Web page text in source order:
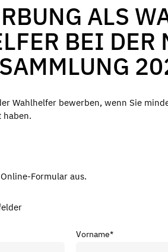
ALS
BEI DER
Wahlhelfer bewerben, wenn Sie
haben.
Formular aus.
Vorname*